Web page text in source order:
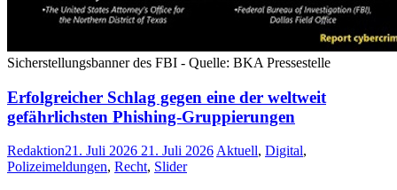
Sicherstellungsbanner des FBI - Quelle: BKA Pressestelle
Erfolgreicher Schlag gegen eine der weltweit
gefährlichsten Phishing-Gruppierungen
Redaktion21. Juli 2026 21. Juli 2026 Aktuell, Digital,
Polizeimeldungen, Recht, Slider